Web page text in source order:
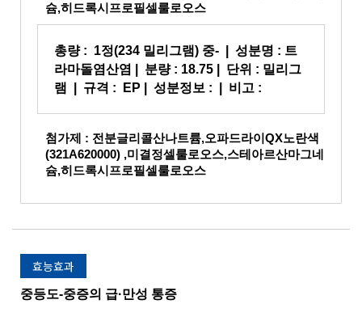
슘,히드록시프로필셀룰로오스
총량 : 1정(234 밀리그램) 중- | 성분명 : 트
라마돌염산염
| 분량 : 18.75 | 단위 : 밀리그
램 | 규격 :
EP | 성분정보 : | 비고 :
첨가제 : 전분글리콜산나트륨,오파드라이QX노란색
(321A620000) ,미결정셀룰로오스,스테아르산마그네
슘,히드록시프로필셀룰로오스
효능효과
중등도-중증의 급·만성 통증